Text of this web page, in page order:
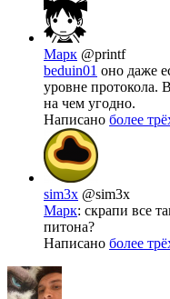
Марк @printf
beduin01 оно даже
уровне протокола.
на чем угодно.
Написано более
sim3x @sim3x
Марк: скрапи все
питона?
Написано более